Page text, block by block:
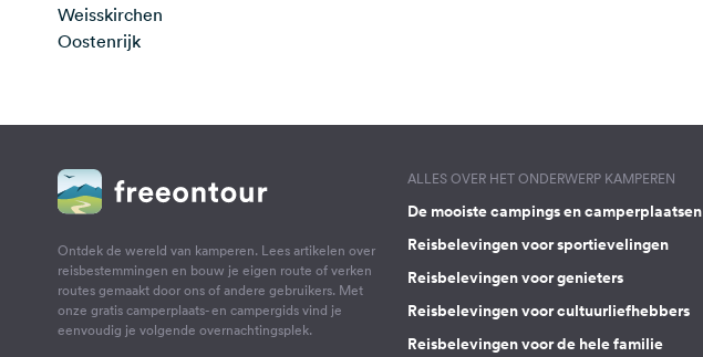
Weisskirchen
Oostenrijk
Ontdek de wereld van kamperen. Lees artikelen over
reisbestemmingen en bouw je eigen route of verken
routes gemaakt door ons of andere gebruikers. Met
onze gratis camperplaats- en campergids vind je
eenvoudig je volgende overnachtingsplek.
ALLES OVER HET ONDERWERP KAMPEREN
De mooiste campings en camperplaatsen
Reisbelevingen voor sportievelingen
Reisbelevingen voor genieters
Reisbelevingen voor cultuurliefhebbers
Reisbelevingen voor de hele familie